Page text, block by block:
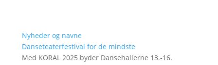
Nyheder og navne
Danseteaterfestival for de mindste
Med KORAL 2025 byder Dansehallerne 13.-16.